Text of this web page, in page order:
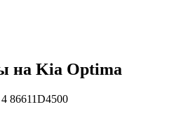
на Kia Optima
86611D4500